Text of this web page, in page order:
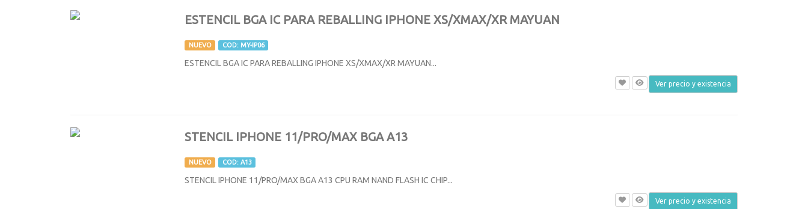
ESTENCIL BGA IC PARA REBALLING IPHONE XS/XMAX/XR MAYUAN
NUEVO COD: MY-IP06
ESTENCIL BGA IC PARA REBALLING IPHONE XS/XMAX/XR MAYUAN...
Ver precio y existencia
STENCIL IPHONE 11/PRO/MAX BGA A13
NUEVO COD: A13
STENCIL IPHONE 11/PRO/MAX BGA A13 CPU RAM NAND FLASH IC CHIP...
Ver precio y existencia